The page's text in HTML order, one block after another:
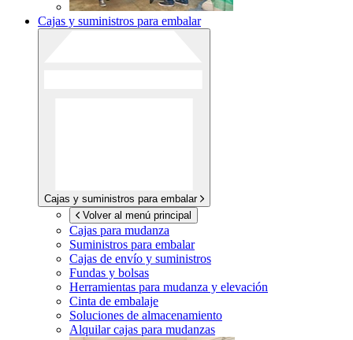
Cajas y suministros para embalar
Cajas y suministros para embalar
Volver al menú principal
Cajas para mudanza
Suministros para embalar
Cajas de envío y suministros
Fundas y bolsas
Herramientas para mudanza y elevación
Cinta de embalaje
Soluciones de almacenamiento
Alquilar cajas para mudanzas